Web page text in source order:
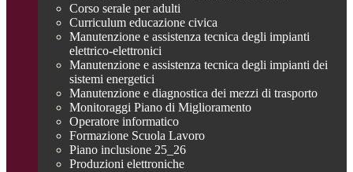
Corso serale per adulti
Curriculum educazione civica
Manutenzione e assistenza tecnica degli impianti
elettrico-elettronici
Manutenzione e assistenza tecnica degli impianti dei
sistemi energetici
Manutenzione e diagnostica dei mezzi di trasporto
Monitoraggi Piano di Miglioramento
Operatore informatico
Formazione Scuola Lavoro
Piano inclusione 25_26
Produzioni elettroniche